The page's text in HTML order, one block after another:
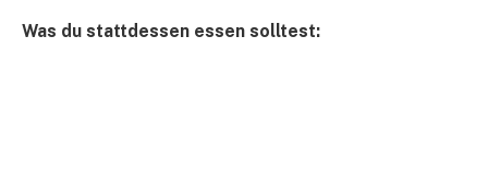
Was du stattdessen essen solltest: